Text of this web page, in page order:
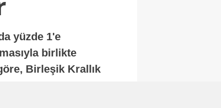
yüzde 1'e
birlikte
Birleşik Krallık